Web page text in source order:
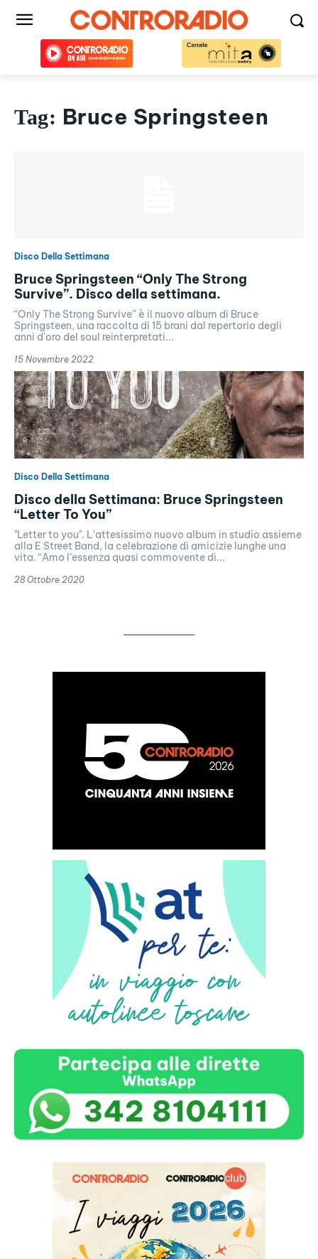
Tag: Bruce Springsteen
Disco Della Settimana
Bruce Springsteen “Only The Strong
Survive”. Disco della settimana.
“Only The Strong Survive” è il nuovo album di Bruce
Springsteen, una raccolta di 15 brani dal repertorio degli
anni d'oro del soul reinterpretati...
15 Novembre 2022
Disco Della Settimana
Disco della Settimana: Bruce Springsteen
“Letter To You”
"Letter to you". L'attesissimo nuovo album in studio assieme
alla E Street Band, la celebrazione di amicizie lunghe una
vita. “Amo l’essenza quasi commovente di...
28 Ottobre 2020